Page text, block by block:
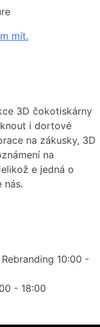
mít.
3D čokotiskárny
i dortové
na zákusky, 3D
na
e jedná o
nás.
10:00 -
- 18:00